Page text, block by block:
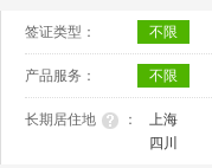
签证类型： 不限
产品服务： 不限
长期居住地 ： 上海
四川